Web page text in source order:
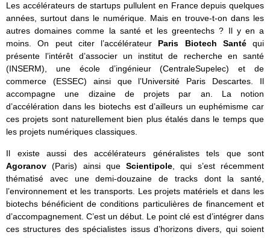
Les accélérateurs de startups pullulent en France depuis quelques
années, surtout dans le numérique. Mais en trouve-t-on dans les
autres domaines comme la santé et les greentechs ? Il y en a
moins. On peut citer l’accélérateur Paris Biotech Santé qui
présente l’intérêt d’associer un institut de recherche en santé
(INSERM), une école d’ingénieur (CentraleSupelec) et de
commerce (ESSEC) ainsi que l’Université Paris Descartes. Il
accompagne une dizaine de projets par an. La notion
d’accélération dans les biotechs est d’ailleurs un euphémisme car
ces projets sont naturellement bien plus étalés dans le temps que
les projets numériques classiques.
Il existe aussi des accélérateurs généralistes tels que sont
Agoranov(Paris) ainsi queScientipole , qui s’est récemment
thématisé avec une demi-douzaine de tracks dont la santé,
l’environnement et les transports. Les projets matériels et dans les
biotechs bénéficient de conditions particulières de financement et
d’accompagnement. C’est un début. Le point clé est d’intégrer dans
ces structures des spécialistes issus d’horizons divers, qui soient